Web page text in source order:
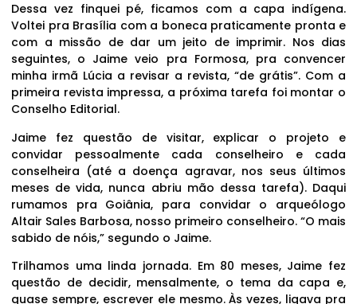
Dessa vez finquei pé, ficamos com a capa indígena.
Voltei pra Brasília com a boneca praticamente pronta e
com a missão de dar um jeito de imprimir. Nos dias
seguintes, o Jaime veio pra Formosa, pra convencer
minha irmã Lúcia a revisar a revista, “de grátis”. Com a
primeira revista impressa, a próxima tarefa foi montar o
Conselho Editorial.
Jaime fez questão de visitar, explicar o projeto e
convidar pessoalmente cada conselheiro e cada
conselheira (até a doença agravar, nos seus últimos
meses de vida, nunca abriu mão dessa tarefa). Daqui
rumamos pra Goiânia, para convidar o arqueólogo
Altair Sales Barbosa, nosso primeiro conselheiro. “O mais
sabido de nóis,” segundo o Jaime.
Trilhamos uma linda jornada. Em 80 meses, Jaime fez
questão de decidir, mensalmente, o tema da capa e,
quase sempre, escrever ele mesmo. Às vezes, ligava pra